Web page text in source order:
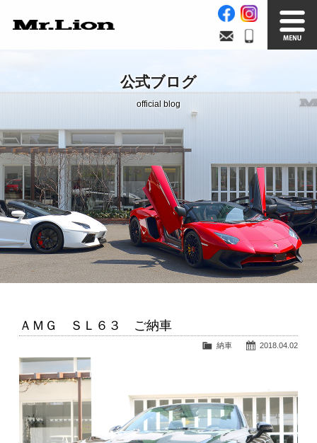
在庫車情報 買取無料査定
Factory
自社工場 サービス案内
Official Blog
公式ブログ
Company info.
会社案内
公式ブログ
official blog
ＡＭＧ ＳＬ６３ ご納車
2018.04.02
納車